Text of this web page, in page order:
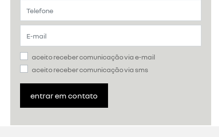
aceito receber comunicação via e-mail
aceito receber comunicação via sms
entrar em contato